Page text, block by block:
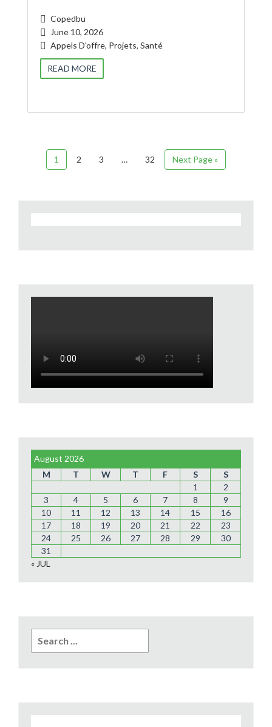
Copedbu
June 10, 2026
Appels D'offre, Projets, Santé
READ MORE
1 2 3 … 32 Next Page »
August 2026
M
T W T F S
S
1
2
3
4 5 6 7 8
9
10
11 12 13 14 15
16
17
18 19 20 21 22
23
24
25 26 27 28 29
30
31
« JUL
for: